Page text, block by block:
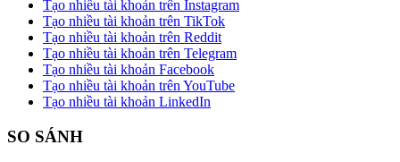
Tạo nhiều tài khoản trên Instagram
Tạo nhiều tài khoản trên TikTok
Tạo nhiều tài khoản trên Reddit
Tạo nhiều tài khoản trên Telegram
Tạo nhiều tài khoản Facebook
Tạo nhiều tài khoản trên YouTube
Tạo nhiều tài khoản LinkedIn
SO SÁNH